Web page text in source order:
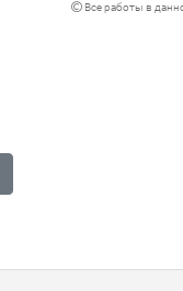
Все работы в